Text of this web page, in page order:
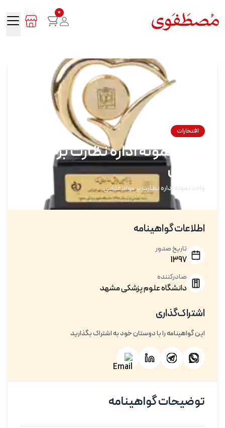
0
افتخارات
واحد نمونه اداره نظارت بر مواد
غذایی
واحد نمونه اداره نظارت بر مواد غذایی
اطلاعات گواهینامه
تاریخ صدور
1397
صادرکننده
دانشگاه علوم پزشکی مشهد
اشتراک‌گذاری
این گواهینامه را با دوستان خود به اشتراک بگذارید
توضیحات گواهینامه